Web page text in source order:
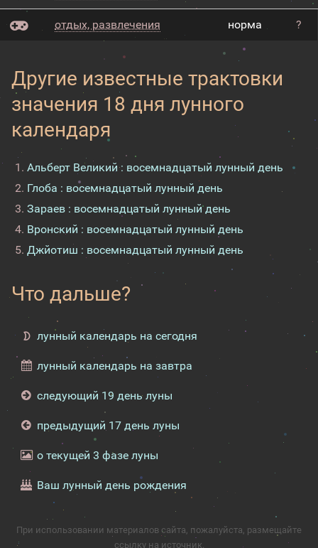
отдых, развлечения норма ?
Другие известные трактовки
значения 18 дня лунного
календаря
Альберт Великий : восемнадцатый лунный день
Глоба : восемнадцатый лунный день
Зараев : восемнадцатый лунный день
Вронский : восемнадцатый лунный день
Джйотиш : восемнадцатый лунный день
Что дальше?
лунный календарь на сегодня
лунный календарь на завтра
следующий 19 день луны
предыдущий 17 день луны
о текущей 3 фазе луны
Ваш лунный день рождения
При использовании материалов сайта, пожалуйста, размещайте
ссылку на источник.